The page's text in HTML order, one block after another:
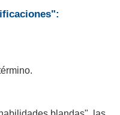
de éxito
todo el estado de
y estancias